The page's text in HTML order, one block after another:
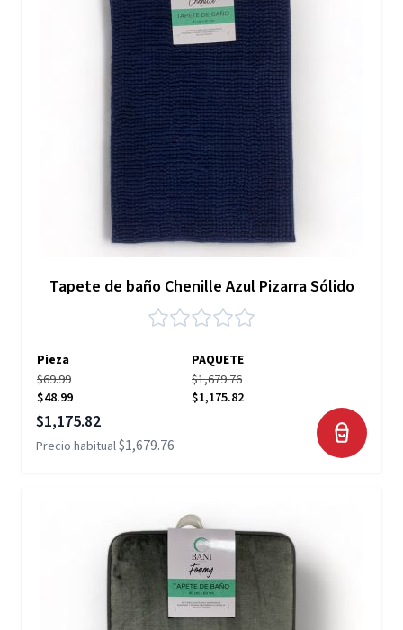
Tapete de baño Chenille Azul Pizarra Sólido
Pieza
PAQUETE
$69.99
$48.99
$1,679.76
$1,175.82
Precio especial
$1,175.82
Precio habitual$1,679.76